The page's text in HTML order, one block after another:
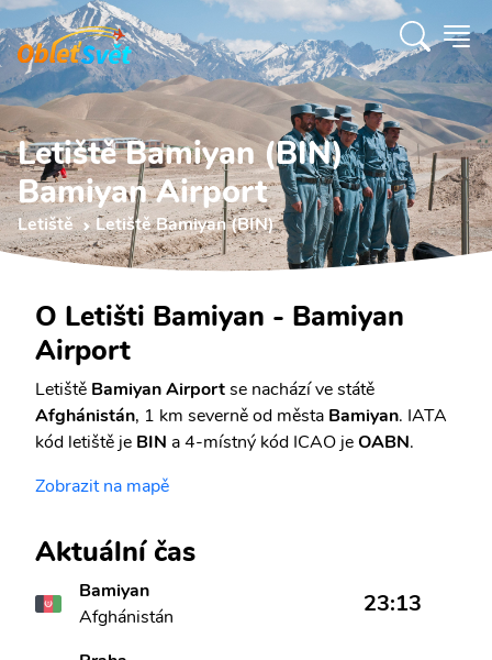
Letiště Bamiyan (BIN)
Bamiyan Airport
Letiště Letiště Bamiyan (BIN)
O Letišti Bamiyan - Bamiyan
Airport
Letiště Bamiyan Airportse nachází ve státě
Afghánistán, 1 km severně od města Bamiyan. IATA
kód letiště je BIN a 4-místný kód ICAO jeOABN.
Zobrazit na mapě
Aktuální čas
Bamiyan
Afghánistán
23:13